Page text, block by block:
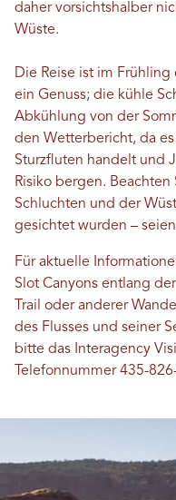
daher vorsichtshalber
Wüste.
Die Reise ist im
ein Genuss; die kühle
Abkühlung von der
den Wetterbericht, da
Sturzfluten handelt und
Risiko bergen.
Schluchten und der
gesichtet wurden –
Für aktuelle
Slot Canyons entlang
Trail oder anderer
des Flusses und seiner
bitte das Interagency
Telefonnummer 435-